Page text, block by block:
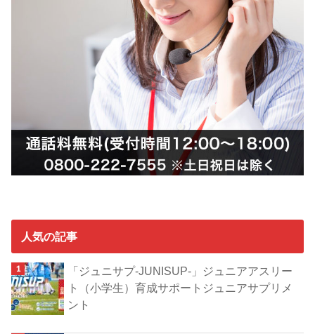
人気の記事
「ジュニサプ-JUNISUP-」ジュニアアスリー
ト（小学生）育成サポートジュニアサプリメ
ント